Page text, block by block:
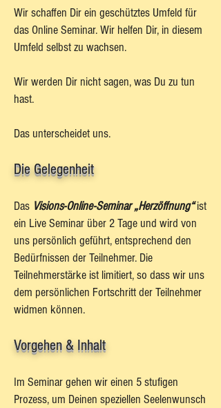
Wir schaffen Dir ein geschütztes Umfeld für
das Online Seminar. Wir helfen Dir, in diesem
Umfeld selbst zu wachsen.
Wir werden Dir nicht sagen, was Du zu tun
hast.
Das unterscheidet uns.
Die Gelegenheit
Das Visions-Online-Seminar „Herzöffnung“ist
ein Live Seminar über 2 Tage und wird von
uns persönlich geführt, entsprechend den
Bedürfnissen der Teilnehmer. Die
Teilnehmerstärke ist limitiert, so dass wir uns
dem persönlichen Fortschritt der Teilnehmer
widmen können.
Vorgehen & Inhalt
Im Seminar gehen wir einen 5 stufigen
Prozess, um Deinen speziellen Seelenwunsch